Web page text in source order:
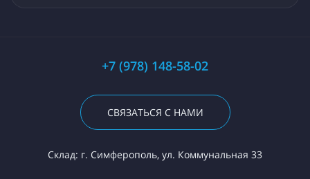
+7 (978) 148-58-02
СВЯЗАТЬСЯ С НАМИ
Склад: г. Симферополь, ул. Коммунальная 33